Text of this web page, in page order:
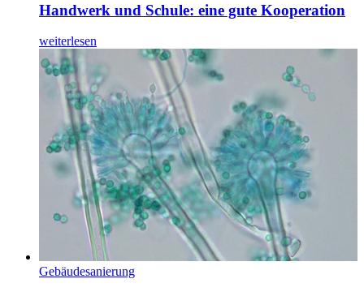
Handwerk und Schule: eine gute Kooperation
weiterlesen
Gebäudesanierung